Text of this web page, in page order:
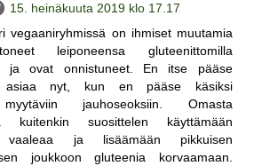
15. heinäkuuta 2019 klo 17.17
vegaaniryhmissä on ihmiset muutamia
leiponeensa gluteenittomilla
ja ovat onnistuneet. En itse pääse
asiaa nyt, kun en pääse käsiksi
jauhoseoksiin. Omasta
kuitenkin suosittelen käyttämään
vaaleaa ja lisäämään pikkuisen
joukkoon gluteenia korvaamaan.